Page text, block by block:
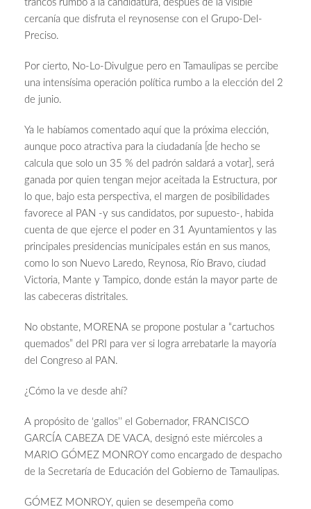
trancos rumbo a la candidatura, después de la visible
cercanía que disfruta el reynosense con el Grupo-Del-
Preciso.
Por cierto, No-Lo-Divulgue pero en Tamaulipas se percibe
una intensísima operación política rumbo a la elección del 2
de junio.
Ya le habíamos comentado aquí que la próxima elección,
aunque poco atractiva para la ciudadanía [de hecho se
calcula que solo un 35 % del padrón saldará a votar], será
ganada por quien tengan mejor aceitada la Estructura, por
lo que, bajo esta perspectiva, el margen de posibilidades
favorece al PAN -y sus candidatos, por supuesto-, habida
cuenta de que ejerce el poder en 31 Ayuntamientos y las
principales presidencias municipales están en sus manos,
como lo son Nuevo Laredo, Reynosa, Río Bravo, ciudad
Victoria, Mante y Tampico, donde están la mayor parte de
las cabeceras distritales.
No obstante, MORENA se propone postular a “cartuchos
quemados” del PRI para ver si logra arrebatarle la mayoría
del Congreso al PAN.
¿Cómo la ve desde ahí?
A propósito de ‘gallos’’ el Gobernador, FRANCISCO
GARCÍA CABEZA DE VACA, designó este miércoles a
MARIO GÓMEZ MONROY como encargado de despacho
de la Secretaría de Educación del Gobierno de Tamaulipas.
GÓMEZ MONROY, quien se desempeña como